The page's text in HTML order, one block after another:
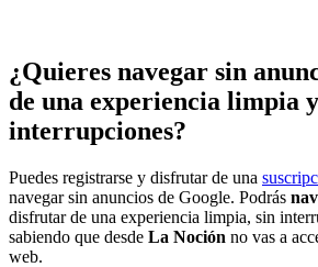
¿Quieres navegar sin
de una experiencia limpia
interrupciones?
Puedes registrarse y disfrutar de una
navegar sin anuncios de Google. Podrás
disfrutar de una experiencia limpia, sin
sabiendo que desde La Noción no vas a
web.